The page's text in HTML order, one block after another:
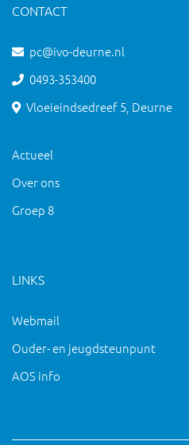
CONTACT
pc@ivo-deurne.nl
0493-353400
Vloeieindsedreef 5, Deurne
Actueel
Over ons
Groep 8
LINKS
Webmail
Ouder- en jeugdsteunpunt
AOS info